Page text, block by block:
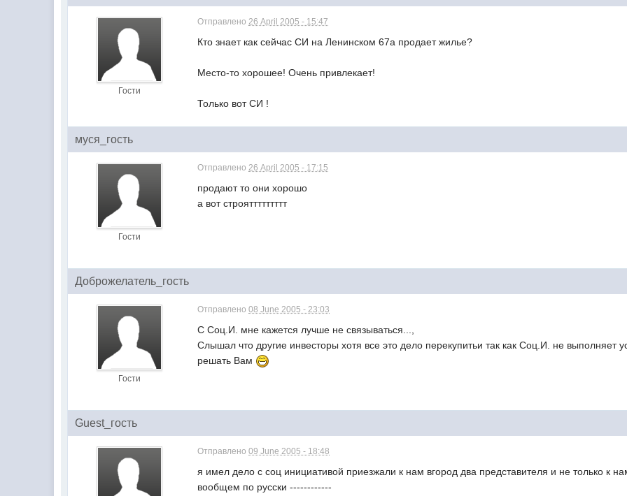
Гости
Отправлено 26 April 2005 - 15:47
Кто знает как сейчас СИ на Ленинском 67а продает жилье?
Место-то хорошее! Очень привлекает!
Только вот СИ !
муся_гость
Гости
Отправлено 26 April 2005 - 17:15
продают то они хорошо
а вот строяттттттттт
Доброжелатель_гость
Гости
Отправлено08 June 2005 - 23:03
С Соц.И. мне кажется лучше не связываться...,
Слышал что другие инвесторы хотя все это дело перекупитьи так как Соц.И. не выполняет
решать Вам
Guest_гость
Отправлено09 June 2005 - 18:48
я имел дело с соц инициативой приезжали к нам вгород два представителя и не только к
вообщем по русски ------------